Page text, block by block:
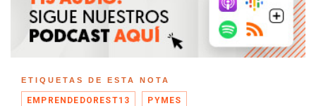
ETIQUETAS DE ESTA NOTA
EMPRENDEDOREST13 PYMES